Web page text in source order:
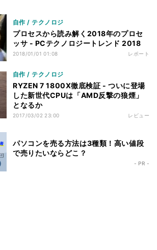
自作 / テクノロジ
プロセスから読み解く2018年のプロセ
ッサ - PCテクノロジートレンド 2018
2018/01/01 01:08 レポート
自作 / テクノロジ
RYZEN 7 1800X徹底検証 - ついに登場
した新世代CPUは「AMD反撃の狼煙」
となるか
2017/03/02 23:00 レビュー
パソコンを売る方法は3種類！高い値段
で売りたいならどこ？
- PR -